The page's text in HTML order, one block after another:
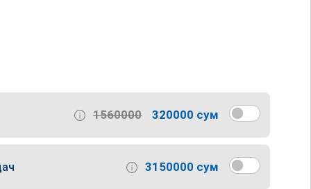
1560000 320000 сум
3150000 сум